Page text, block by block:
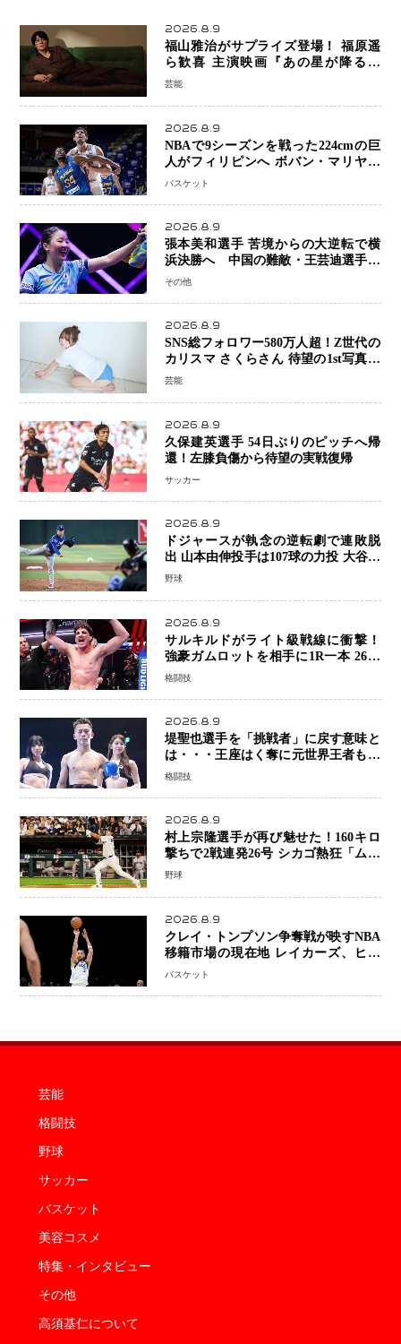
2026.8.9
福山雅治がサプライズ登場！ 福原遥
ら歓喜 主演映画『あの星が降る丘
で、君とまた出会いたい。』舞台あい
芸能
2026.8.9
NBAで9シーズンを戦った224cmの巨
人がフィリピンへ ボバン・マリヤノ
ビッチ ジョーンズカップで新たな挑
バスケット
2026.8.9
張本美和選手 苦境からの大逆転で横
浜決勝へ 中国の難敵・王芸迪選手を
撃破「ここからまた行くぞ」兄・智和
その他
2026.8.9
SNS総フォロワー580万人超！Z世代の
カリスマ さくらさん 待望の1st写真集
が11月5日発売決定 沖縄で“今しか残
芸能
2026.8.9
久保建英選手 54日ぶりのピッチへ帰
還！左膝負傷から待望の実戦復帰
サッカー
2026.8.9
ドジャースが執念の逆転劇で連敗脱
出 山本由伸投手は107球の力投 大谷翔
平選手が延長10回に勝利を呼び込む一
野球
2026.8.9
サルキルドがライト級戦線に衝撃！
強豪ガムロットを相手に1R一本 26歳
の豪州の新星が「トップ戦線」へ名乗
格闘技
2026.8.9
堤聖也選手を「挑戦者」に戻す意味と
は・・・王座はく奪に元世界王者も疑
問符 見たいのは井上拓真選手、那須
格闘技
2026.8.9
村上宗隆選手が再び魅せた！160キロ
撃ちで2戦連発26号 シカゴ熱狂「ムネ
はスターだ」米ファンの人気も急上昇
野球
2026.8.9
クレイ・トンプソン争奪戦が映すNBA
移籍市場の現在地 レイカーズ、ヒー
トが注目する36歳の名シューターをマ
バスケット
芸能
格闘技
野球
サッカー
バスケット
美容コスメ
特集・インタビュー
その他
高須基仁について